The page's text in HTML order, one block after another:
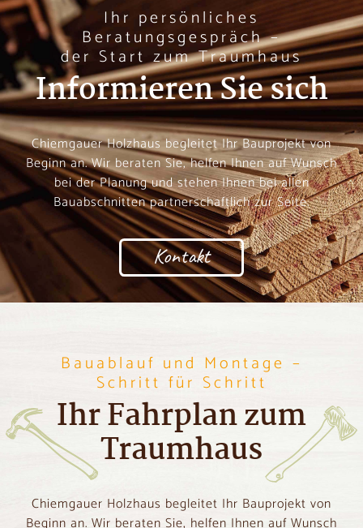
Informieren Sie sich
Ihr persönliches
Beratungsgespräch –
der Start zum Traumhaus
Chiemgauer Holzhaus begleitet Ihr Bauprojekt von
Beginn an. Wir beraten Sie, helfen Ihnen auf Wunsch
bei der Planung und stehen Ihnen bei allen
Bauabschnitten partnerschaftlich zur Seite.
Kontakt
Ihr Fahrplan zum
Traumhaus
Bauablauf und Montage –
Schritt für Schritt
Chiemgauer Holzhaus begleitet Ihr Bauprojekt von
Beginn an. Wir beraten Sie, helfen Ihnen auf Wunsch